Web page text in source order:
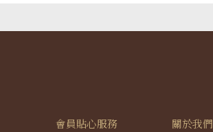
會員貼心服務 關於我們